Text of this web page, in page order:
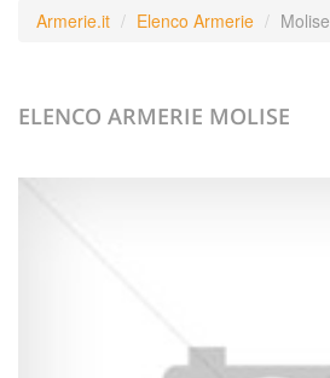
Armerie.it Elenco Armerie Molise
ELENCO ARMERIE MOLISE